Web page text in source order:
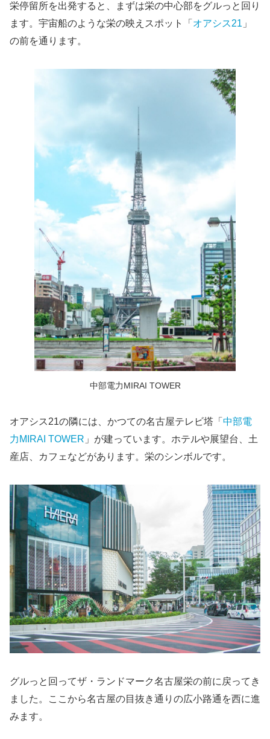
栄停留所を出発すると、まずは栄の中心部をグルっと回り
ます。宇宙船のような栄の映えスポット「 オアシス21 」
の前を通ります。
中部電力MIRAI TOWER
オアシス21の隣には、かつての名古屋テレビ塔「 中部電
力MIRAI TOWER 」が建っています。ホテルや展望台、土
産店、カフェなどがあります。栄のシンボルです。
グルっと回ってザ・ランドマーク名古屋栄の前に戻ってき
ました。ここから名古屋の目抜き通りの広小路通を西に進
みます。